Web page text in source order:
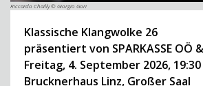
Riccardo Chailly © Giorgio Gori
Klassische Klangwolke 26
präsentiert von SPARKASSE OÖ
Freitag, 4. September 2026,
Brucknerhaus Linz, Großer Saal